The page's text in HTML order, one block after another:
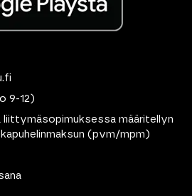
9-12)
määritellyn
(pvm/mpm)